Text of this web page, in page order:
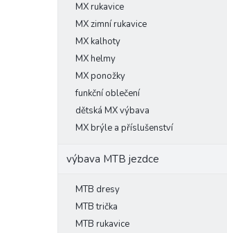
MX rukavice
MX zimní rukavice
MX kalhoty
MX helmy
MX ponožky
funkční oblečení
dětská MX výbava
MX brýle a příslušenství
výbava MTB jezdce
MTB dresy
MTB trička
MTB rukavice